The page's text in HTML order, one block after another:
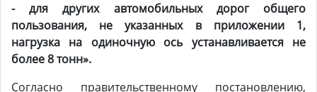
- для других автомобильных дорог общего
пользования, не указанных в приложении 1,
нагрузка на одиночную ось устанавливается не
более 8 тонн».
Согласно правительственному постановлению,